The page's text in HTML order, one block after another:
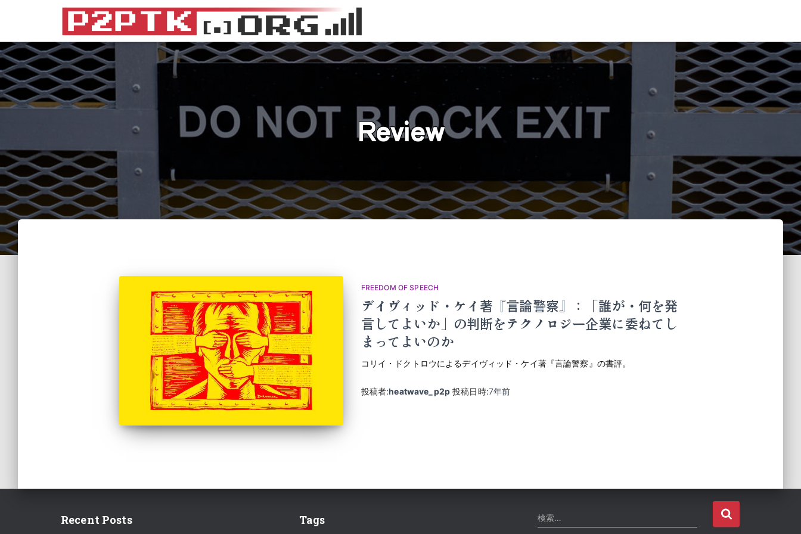
Review
FREEDOM OF SPEECH
デイヴィッド・ケイ著『言論警察』：「誰が・何を発
言してよいか」の判断をテクノロジー企業に委ねてし
まってよいのか
コリイ・ドクトロウによるデイヴィッド・ケイ著『言論警察』の書評。
投稿者:heatwave_p2p 投稿日時:7年前
Recent Posts Tags
検
索
検索…